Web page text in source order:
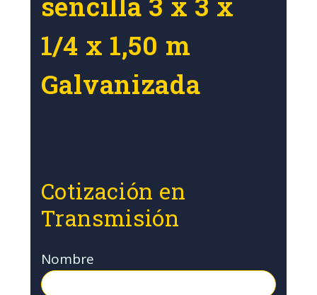
1/4 x 1,50 m
Galvanizada
Cotización en
Transmisión
Nombre